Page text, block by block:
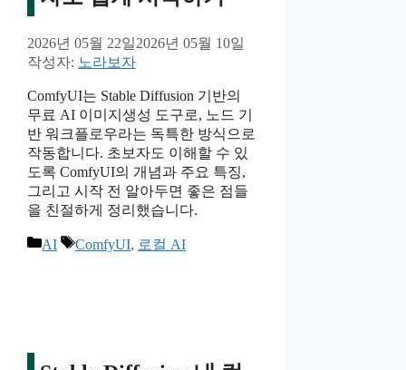
2026년 05월 22일2026년 05월 10일
작성자: 노라보자
ComfyUI는 Stable Diffusion 기반의
무료 AI 이미지생성 도구로, 노드 기
반 워크플로우라는 독특한 방식으로
작동합니다. 초보자도 이해할 수 있
도록 ComfyUI의 개념과 주요 특징,
그리고 시작 전 알아두면 좋은 점들
을 친절하게 정리했습니다.
카
AI
태
ComfyUI, 로컬 AI